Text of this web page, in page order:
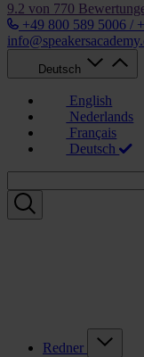
9.2 von 770
+49 800 589 5006 /
Deutsch
English
Nederlands
Français
Deutsch
Redner